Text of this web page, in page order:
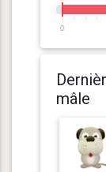
0
mâle